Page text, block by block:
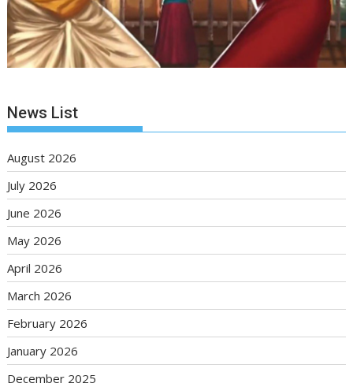
News List
August 2026
July 2026
June 2026
May 2026
April 2026
March 2026
February 2026
January 2026
December 2025